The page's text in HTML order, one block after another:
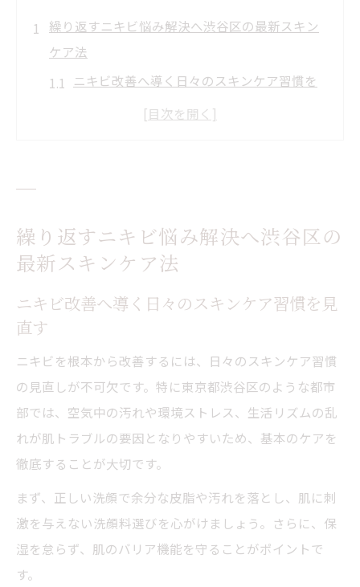
繰り返すニキビ悩み解決へ渋谷区の最新スキン
ケア法
ニキビ改善へ導く日々のスキンケア習慣を
皮膚科選びで重視したいニキビ対策ポイン
ト
口コミで評判の渋谷区スキンケア事情をチ
クリスティーナやHyPeelintoで目指す肌質改善
の道
ニキビに悩む方へクリスティーナの施術効
果とは
HyPeelintoがもたらす肌質変化と継続の重
ニキビ肌対応の先進ケアを体験するメリッ
ト
繰り返すニキビ悩み解決へ渋谷区の
最新スキンケア法
ニキビ改善へ導く日々のスキンケア習慣を見
直す
ニキビを根本から改善するには、日々のスキンケア習慣
の見直しが不可欠です。特に東京都渋谷区のような都市
部では、空気中の汚れや環境ストレス、生活リズムの乱
れが肌トラブルの要因となりやすいため、基本のケアを
徹底することが大切です。
まず、正しい洗顔で余分な皮脂や汚れを落とし、肌に刺
激を与えない洗顔料選びを心がけましょう。さらに、保
湿を怠らず、肌のバリア機能を守ることがポイントで
す。